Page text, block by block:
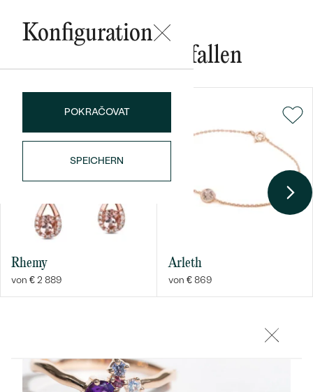
ANSEHEN
Bestseller
ANZAHL:
3
FORM:
Rund
REINHEIT:
SI1-SI2
Konfiguration
POKRAČOVAT
SPEICHERN
Das könnte Ihnen gefallen
Rhemy
von € 2 889
Arleth
von € 869